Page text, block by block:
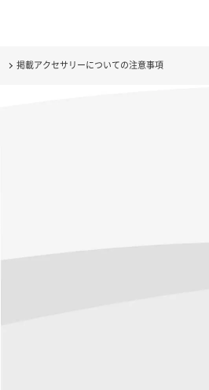
掲載アクセサリーについての注意事項